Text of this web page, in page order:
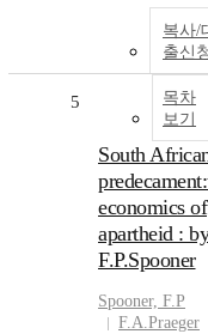
복사/
출신
목차
보기
5
South
economics of
apartheid : by
F.P.Spooner
Spooner, F.P
F.A.Praeger